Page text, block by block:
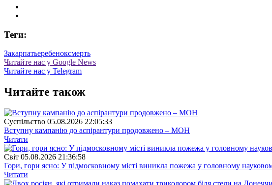
Теги:
Закарпатьеребеноксмерть
Читайте нас у Google News
Читайте нас у Telegram
Читайте також
Суспiльство 05.08.2026 22:05:33
Вступну кампанію до аспірантури продовжено – МОН
Читати
Свiт 05.08.2026 21:36:58
Гори, гори ясно: У підмосковному місті виникла пожежа у головному
Читати